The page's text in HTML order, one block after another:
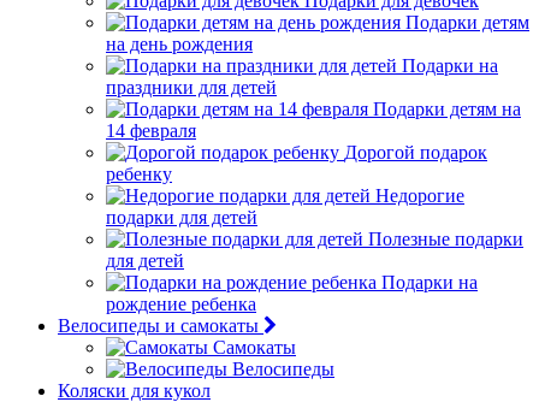
Подарки детям
на день рождения
Подарки на
праздники для детей
Подарки детям на
14 февраля
Дорогой подарок
ребенку
Недорогие
подарки для детей
Полезные подарки
для детей
Подарки на
рождение ребенка
Велосипеды и самокаты
Самокаты
Велосипеды
Коляски для кукол